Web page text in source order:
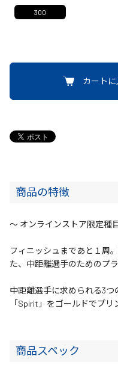
300
カート
商品の特徴
～ オンラインストア限定種
フィニッシュまであと１周
た、中距離選手のためのプ
中距離選手に求められる3つ
「Spirit」をゴールドでプリ
商品スペック